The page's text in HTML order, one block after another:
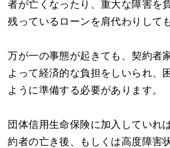
者が亡くなったり、重大な障害を
残っているローンを肩代わりして
万が一の事態が起きても、契約者
よって経済的な負担をしいられ、
ように準備する必要があります。
団体信用生命保険に加入していれ
約者の亡き後、もしくは高度障害